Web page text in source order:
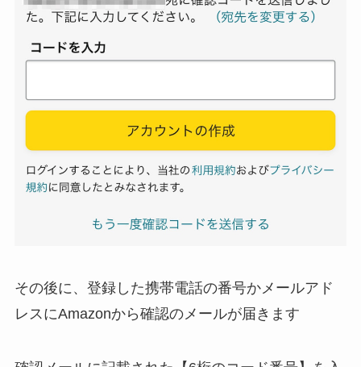
その後に、登録した携帯電話の番号かメールアド
レスにAmazonから確認のメールが届きます